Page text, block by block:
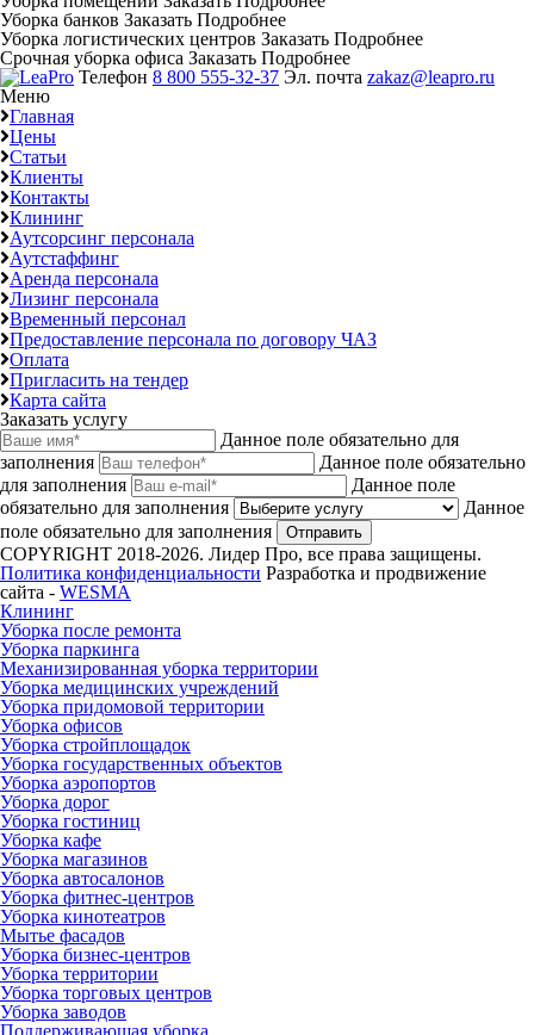
Уборка банков Заказать Подробнее
Уборка логистических центров Заказать Подробнее
Срочная уборка офиса Заказать Подробнее
Телефон 8 800 555-32-37 Эл. почта zakaz@leapro.ru
Меню
Главная
Цены
Статьи
Клиенты
Контакты
Клининг
Аутсорсинг персонала
Аутстаффинг
Аренда персонала
Лизинг персонала
Временный персонал
Предоставление персонала по договору ЧАЗ
Оплата
Пригласить на тендер
Карта сайта
Заказать услугу
Данное поле обязательно для
заполнения
Данное поле обязательно
для заполнения
Данное поле
обязательно для заполнения
Данное
поле обязательно для заполнения
Отправить
COPYRIGHT 2018-2026. Лидер Про, все права защищены.
Политика конфиденциальности Разработка и продвижение
сайта - WESMA
Клининг
Уборка после ремонта
Уборка паркинга
Механизированная уборка территории
Уборка медицинских учреждений
Уборка придомовой территории
Уборка офисов
Уборка стройплощадок
Уборка государственных объектов
Уборка аэропортов
Уборка дорог
Уборка гостиниц
Уборка кафе
Уборка магазинов
Уборка автосалонов
Уборка фитнес-центров
Уборка кинотеатров
Мытье фасадов
Уборка бизнес-центров
Уборка территории
Уборка торговых центров
Уборка заводов
Поддерживающая уборка